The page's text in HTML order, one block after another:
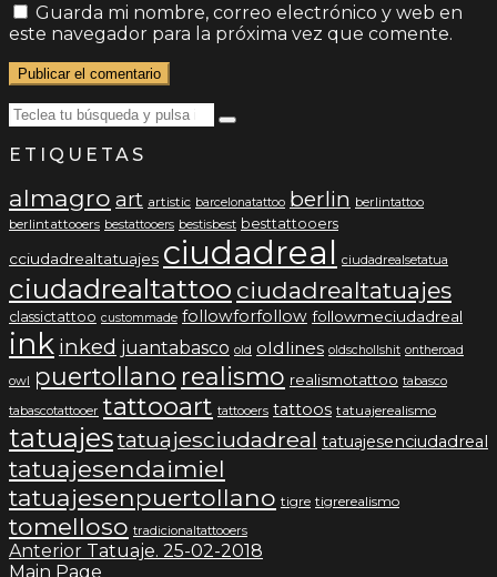
Guarda mi nombre, correo electrónico y web en
este navegador para la próxima vez que comente.
Search
for:
Teclea
intro…
ETIQUETAS
almagro art artistic barcelonatattoo berlin berlintattoo
berlintattooers bestattooers bestisbest besttattooers
cciudadrealtatuajes ciudadreal ciudadrealsetatua
ciudadrealtattoo ciudadrealtatuajes
classictattoo custommade followforfollow followmeciudadreal
ink inked juantabasco old oldlines oldschollshit ontheroad
owl puertollano realismo realismotattoo tabasco
tabascotattooer tattooart tattooers tattoos tatuajerealismo
tatuajestatuajesciudadreal tatuajesenciudadreal
tatuajesendaimiel
tatuajesenpuertollano tigre tigrerealismo
tomelloso tradicionaltattooers
Anterior Tatuaje. 25-02-2018
Main Page